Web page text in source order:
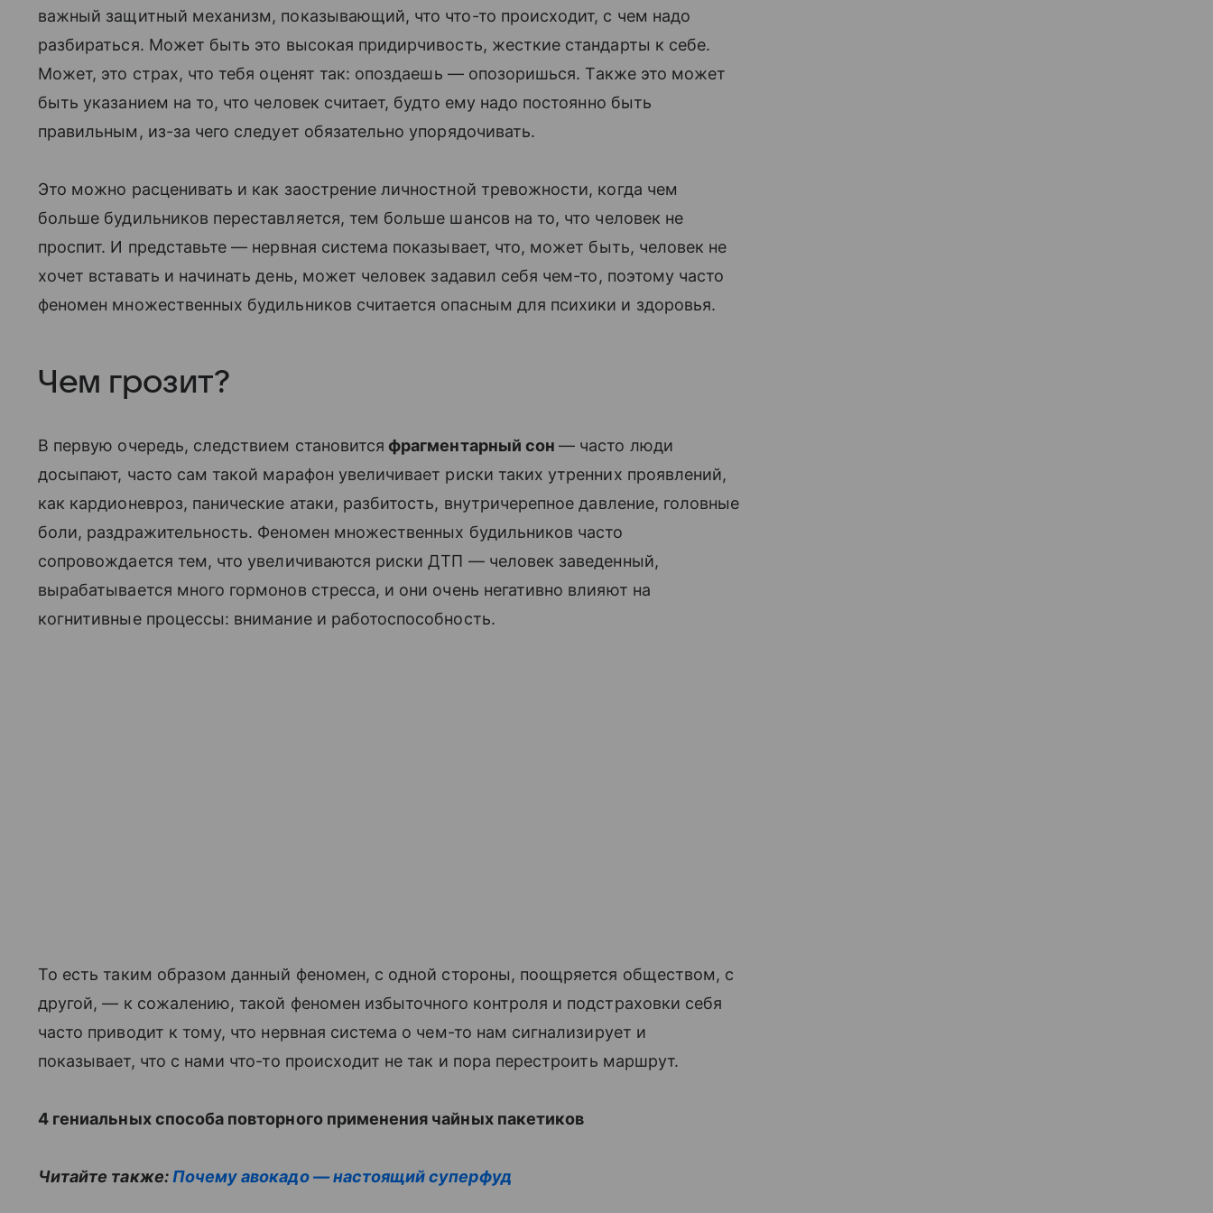
важный защитный механизм, показывающий, что что-то происходит, с чем надо
разбираться. Может быть это высокая придирчивость, жесткие стандарты к себе.
Может, это страх, что тебя оценят так: опоздаешь — опозоришься. Также это может
быть указанием на то, что человек считает, будто ему надо постоянно быть
правильным, из-за чего следует обязательно упорядочивать.
Это можно расценивать и как заострение личностной тревожности, когда чем
больше будильников переставляется, тем больше шансов на то, что человек не
проспит. И представьте — нервная система показывает, что, может быть, человек не
хочет вставать и начинать день, может человек задавил себя чем-то, поэтому часто
феномен множественных будильников считается опасным для психики и здоровья.
Чем грозит?
В первую очередь, следствием становится фрагментарный сон— часто люди
досыпают, часто сам такой марафон увеличивает риски таких утренних проявлений,
как кардионевроз, панические атаки, разбитость, внутричерепное давление, головные
боли, раздражительность. Феномен множественных будильников часто
сопровождается тем, что увеличиваются риски ДТП — человек заведенный,
вырабатывается много гормонов стресса, и они очень негативно влияют на
когнитивные процессы: внимание и работоспособность.
То есть таким образом данный феномен, с одной стороны, поощряется обществом, с
другой, — к сожалению, такой феномен избыточного контроля и подстраховки себя
часто приводит к тому, что нервная система о чем-то нам сигнализирует и
показывает, что с нами что-то происходит не так и пора перестроить маршрут.
4 гениальных способа повторного применения чайных пакетиков
Читайте также: Почему авокадо — настоящий суперфуд